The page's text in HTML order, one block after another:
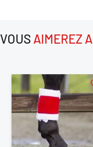
VOUS AIMEREZ
pour enregistrer
SE